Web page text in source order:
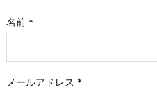
名前 *
メールアドレス *